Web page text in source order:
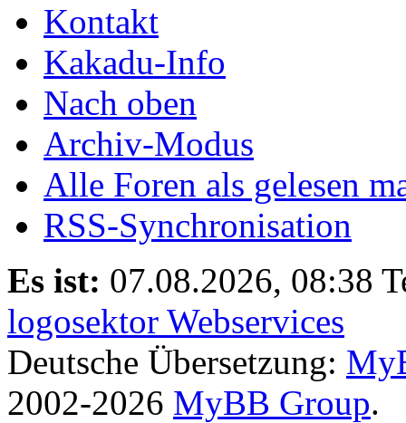
Kontakt
Kakadu-Info
Nach oben
Archiv-Modus
Alle Foren als gelesen
RSS-Synchronisation
Es ist: 07.08.2026, 08:38
logosektor Webservices
Deutsche Übersetzung:
2002-2026 MyBB Group.